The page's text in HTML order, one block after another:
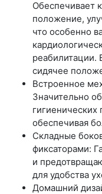
Обеспечивает
положение,
что особенно
реабилитации.
сидячее
Встроенное
Значительно
обеспечивая
Складные
фиксаторами:
и
для удобства
Домашний